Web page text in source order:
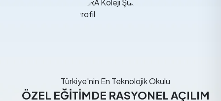
Türkiye'nin En Teknolojik Okulu
ÖZEL EĞİTİMDE RASYONEL AÇILIM